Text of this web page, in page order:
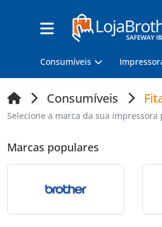
Consumíveis
Consumíveis
Selecione a marca da sua
Marcas populares